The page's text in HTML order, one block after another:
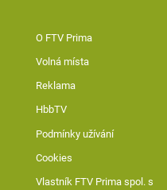
O FTV Prima
Volná místa
Reklama
HbbTV
Podmínky užívání
Cookies
Vlastník FTV Prima spol. s